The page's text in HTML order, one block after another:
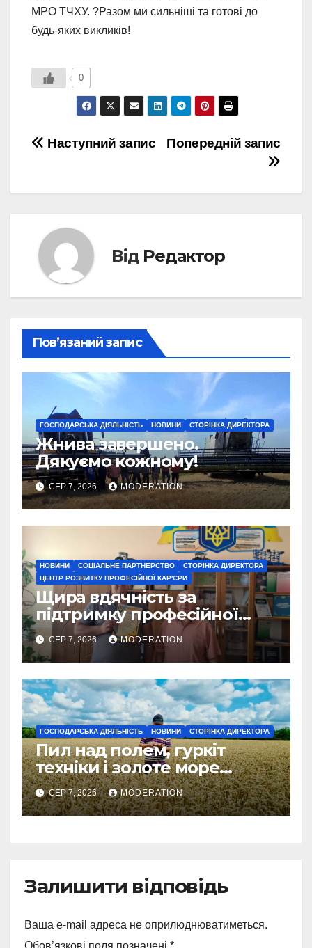
МРО ТЧХУ. ?Разом ми сильніші та готові до
будь-яких викликів!
0
Навігація
Попередній запис
Наступний запис
Від Редактор
Пов’язаний запис
ГОСПОДАРСЬКА ДІЯЛЬНІСТЬ НОВИНИ СТОРІНКА ДИРЕКТОРА
Жнива завершено.
Дякуємо кожному!
СЕР 7, 2026 MODERATION
НОВИНИ СОЦІАЛЬНЕ ПАРТНЕРСТВО
СТОРІНКА ДИРЕКТОРА
ЦЕНТР РОЗВИТКУ ПРОФЕСІЙНОЇ КАР'ЄРИ
Щира вдячність за
підтримку професійної
освіти
СЕР 7, 2026 MODERATION
ГОСПОДАРСЬКА ДІЯЛЬНІСТЬ НОВИНИ СТОРІНКА ДИРЕКТОРА
Пил над полем, гуркіт
техніки і золоте море
колосся — так виглядає
справжнє українське літо
СЕР 7, 2026 MODERATION
Залишити відповідь
Ваша e-mail адреса не оприлюднюватиметься.
Обов’язкові поля позначені *